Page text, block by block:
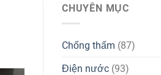
CHUYÊN MỤC
Chống thấm (87)
Điện nước (93)